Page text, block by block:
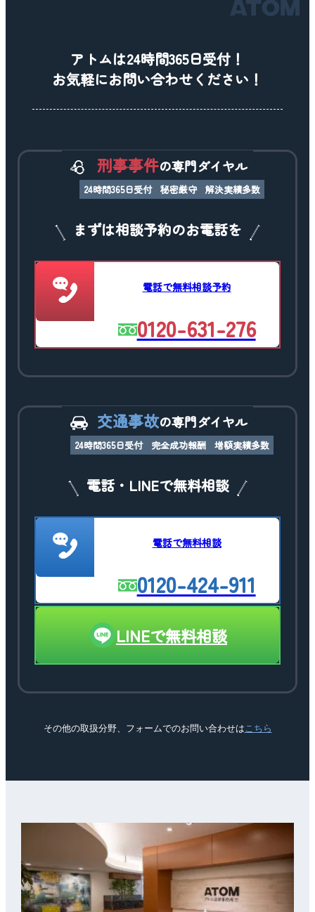
アトムは24時間365日受付！
お気軽にお問い合わせください！
刑事事件の専門ダイヤル
24時間365日受付 秘密厳守 解決実績多数
まずは相談予約のお電話を
電話で無料相談予約
0120-631-276
交通事故の専門ダイヤル
24時間365日受付 完全成功報酬 増額実績多数
電話・LINEで無料相談
電話で無料相談
0120-424-911
LINEで無料相談
その他の取扱分野、フォームでのお問い合わせはこちら